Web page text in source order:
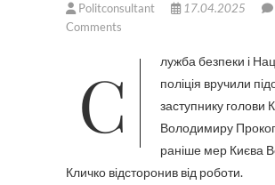
Politconsultant 17.04.2025
Comments
Служба безпеки і Національна
поліція вручили
заступнику голови
Володимиру
раніше мер Києва
Кличко відсторонив від роботи.